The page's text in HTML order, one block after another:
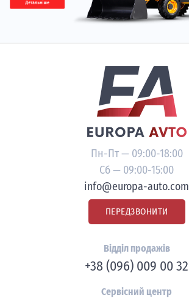
Пн-Пт — 09:00-18:00
Сб — 09:00-15:00
info@europa-auto.com
ПЕРЕДЗВОНИТИ
Відділ продажів
+38 (096) 009 00 32
Сервісний центр